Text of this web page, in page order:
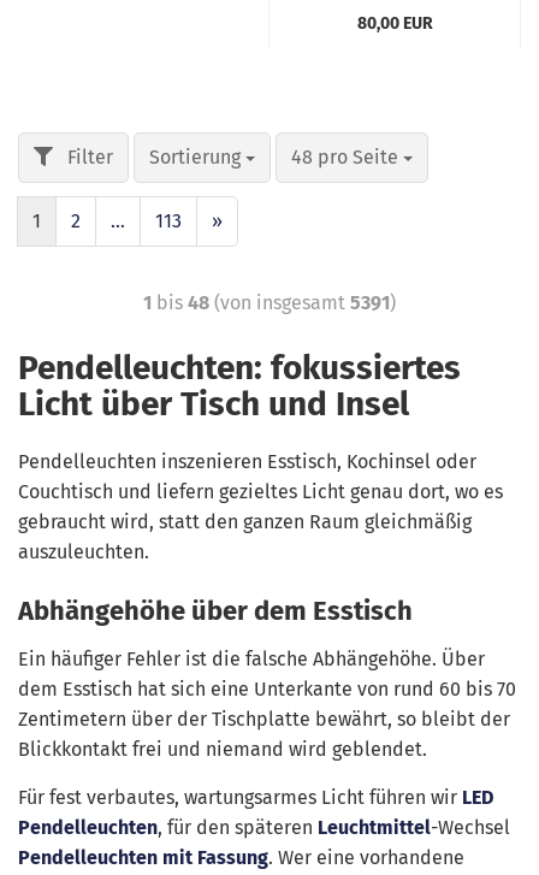
80,00 EUR
Sortierung 48 pro Seite
1 2 ... 113 »
1 bis 48 (von insgesamt 5391)
Pendelleuchten: fokussiertes
Licht über Tisch und Insel
Pendelleuchten inszenieren Esstisch, Kochinsel oder
Couchtisch und liefern gezieltes Licht genau dort, wo es
gebraucht wird, statt den ganzen Raum gleichmäßig
auszuleuchten.
Abhängehöhe über dem Esstisch
Ein häufiger Fehler ist die falsche Abhängehöhe. Über
dem Esstisch hat sich eine Unterkante von rund 60 bis 70
Zentimetern über der Tischplatte bewährt, so bleibt der
Blickkontakt frei und niemand wird geblendet.
Für fest verbautes, wartungsarmes Licht führen wir LED
Pendelleuchten, für den späteren Leuchtmittel-Wechsel
Pendelleuchten mit Fassung. Wer eine vorhandene